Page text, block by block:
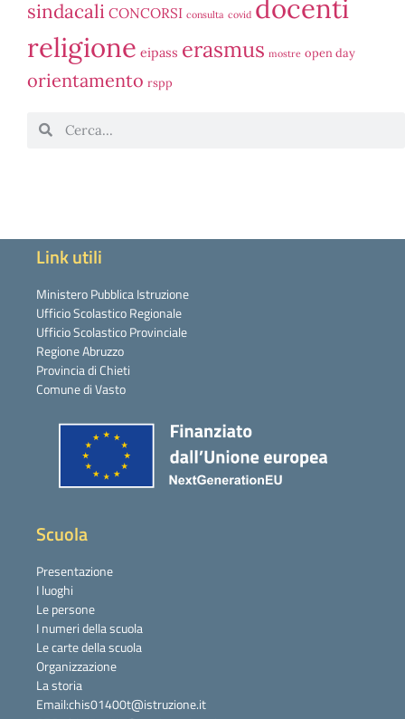
sindacali CONCORSI consulta covid docenti
religione eipass erasmus mostre open day
orientamento rspp
Link utili
Ministero Pubblica Istruzione
Ufficio Scolastico Regionale
Ufficio Scolastico Provinciale
Regione Abruzzo
Provincia di Chieti
Comune di Vasto
Scuola
Presentazione
I luoghi
Le persone
I numeri della scuola
Le carte della scuola
Organizzazione
La storia
Email:chis01400t@istruzione.it